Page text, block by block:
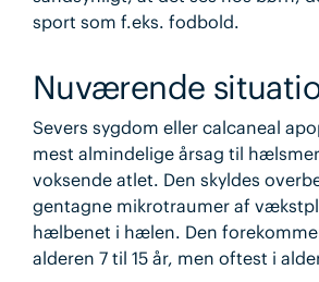
sport som f.eks. fodbold.
Nuværende
Severs sygdom eller calcaneal
mest almindelige årsag til
voksende atlet. Den skyldes
gentagne mikrotraumer af
hælbenet i hælen. Den
alderen 7 til 15 år, men oftest i